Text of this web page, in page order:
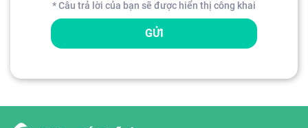
* Câu trả lời của bạn sẽ được hiển thị công khai
GỬI